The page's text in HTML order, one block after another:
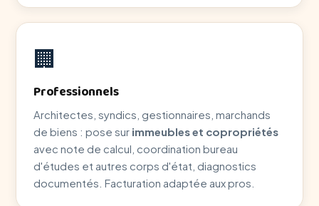
🏢
Professionnels
Architectes, syndics, gestionnaires, marchands
de biens : pose sur immeubles et copropriétés
avec note de calcul, coordination bureau
d'études et autres corps d'état, diagnostics
documentés. Facturation adaptée aux pros.